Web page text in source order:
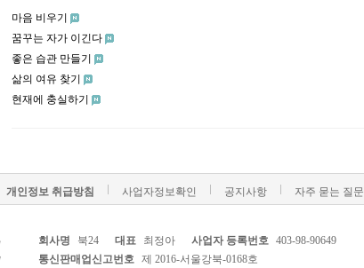
마음 비우기
꿈꾸는 자가 이긴다
좋은 습관 만들기
삶의 여유 찾기
현재에 충실하기
개인정보 취급방침 사업자정보확인 공지사항 자주 묻는 질문
회사명 북24 대표 최정아 사업자 등록번호 403-98-90649
통신판매업신고번호 제 2016-서울강북-0168호